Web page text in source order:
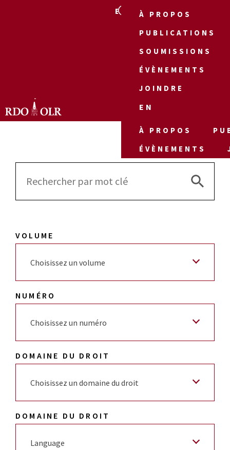
EN
À PROPOS
PUBLICATIONS
SOUMISSIONS
ÉVÈNEMENTS
JOINDRE
EN
À PROPOS
ÉVÈNEMENTS
Search
Search
VOLUME
Choisissez un volume
NUMÉRO
Choisissez un numéro
DOMAINE DU DROIT
Choisissez un domaine du droit
DOMAINE DU DROIT
Language